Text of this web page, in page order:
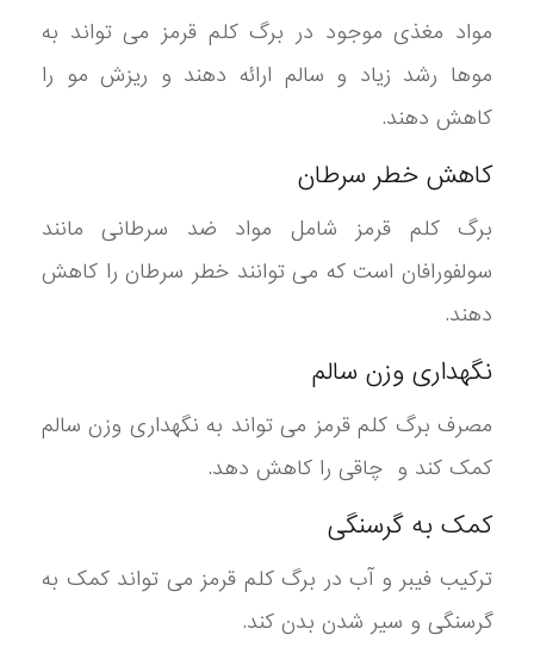
مواد مغذی موجود در برگ کلم قرمز می تواند به
موها رشد زیاد و سالم ارائه دهند و ریزش مو را
کاهش دهند.
کاهش خطر سرطان
برگ کلم قرمز شامل مواد ضد سرطانی مانند
سولفورافان است که می توانند خطر سرطان را کاهش
دهند.
نگهداری وزن سالم
مصرف برگ کلم قرمز می تواند به نگهداری وزن سالم
کمک کند و چاقی را کاهش دهد.
کمک به گرسنگی
ترکیب فیبر و آب در برگ کلم قرمز می تواند کمک به
گرسنگی و سیر شدن بدن کند.